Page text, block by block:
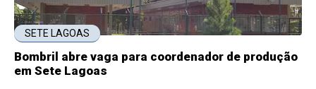
SETE LAGOAS
Bombril abre vaga para coordenador de produção
em Sete Lagoas